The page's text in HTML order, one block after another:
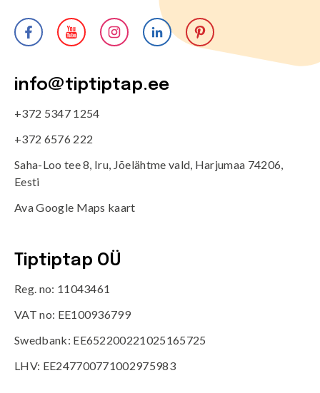
info@tiptiptap.ee
+372 5347 1254
+372 6576 222
Saha-Loo tee 8, Iru, Jõelähtme vald, Harjumaa 74206,
Eesti
Ava Google Maps kaart
Tiptiptap OÜ
Reg. no: 11043461
VAT no: EE100936799
Swedbank: EE652200221025165725
LHV: EE247700771002975983